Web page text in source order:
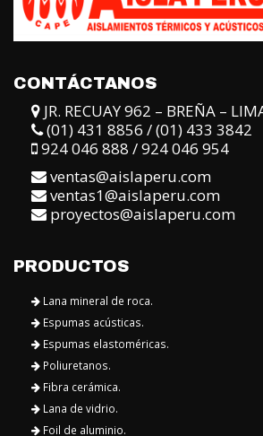
CONTÁCTANOS
JR. RECUAY 962 – BREÑA –
(01) 431 8856 / (01) 433 3842
924 046 888 / 924 046 954
ventas@aislaperu.com
ventas1@aislaperu.com
proyectos@aislaperu.com
PRODUCTOS
Lana mineral de roca.
Espumas acústicas.
Espumas elastoméricas.
Poliuretanos.
Fibra cerámica.
Lana de vidrio.
Foil de aluminio.